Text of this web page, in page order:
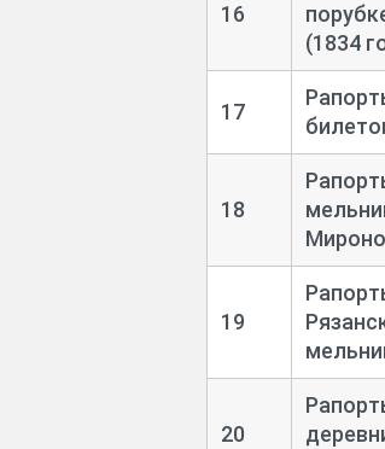
16
(1834
17
18
19
20